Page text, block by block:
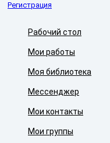
Регистрация
Рабочий стол
Мои работы
Моя библиотека
Мессенджер
Мои контакты
Мои группы